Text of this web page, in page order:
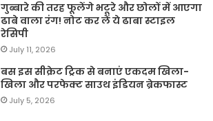
गुब्बारे की तरह फूलेंगे भटूरे और छोलों में आएगा
ढाबे वाला रंग! नोट कर लें ये ढाबा स्टाइल
रेसिपी
July 11, 2026
बस इस सीक्रेट ट्रिक से बनाएं एकदम खिला-
खिला और परफेक्ट साउथ इंडियन ब्रेकफास्ट
July 5, 2026